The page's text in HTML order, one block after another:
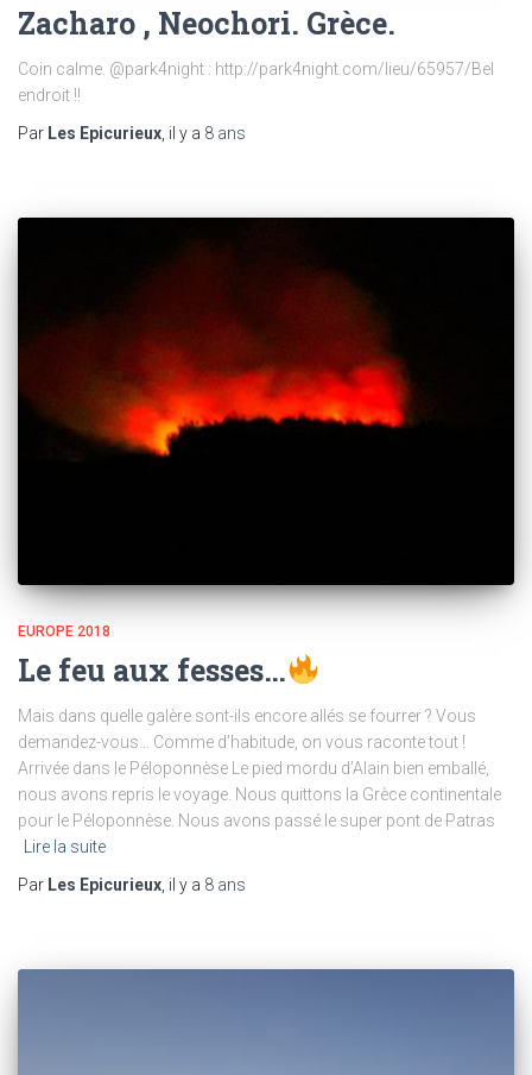
Zacharo , Neochori. Grèce.
Coin calme. @park4night : http://park4night.com/lieu/65957/Bel
endroit !!
Par Les Epicurieux , il y a 8 ans
EUROPE 2018
Le feu aux fesses…
Mais dans quelle galère sont-ils encore allés se fourrer ? Vous
demandez-vous… Comme d’habitude, on vous raconte tout !
Arrivée dans le Péloponnèse Le pied mordu d’Alain bien emballé,
nous avons repris le voyage. Nous quittons la Grèce continentale
pour le Péloponnèse. Nous avons passé le super pont de Patras
Lire la suite
Par Les Epicurieux , il y a 8 ans